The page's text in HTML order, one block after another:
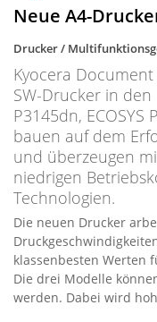
Neue A4-
Drucker /
Kyocera
SW-Drucker in den
P3145dn, ECOSYS
bauen auf dem
und überzeugen
niedrigen
Technologien.
Die neuen Drucker
klassenbesten Werten
Die drei Modelle
werden. Dabei wird